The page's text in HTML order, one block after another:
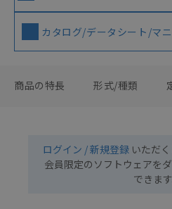
カタログ/データシート/マ
商品の特長 形式/種類
ログイン / 新規登録 いただ
会員限定のソフトウェアを
できます